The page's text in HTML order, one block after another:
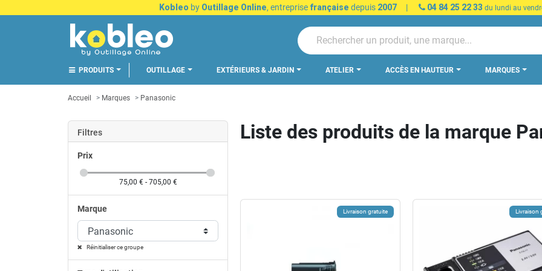
Kobleo by Outillage Online, entreprise française depuis 2007 | 04 84 25 22 33 du lundi au
PRODUITS OUTILLAGE EXTÉRIEURS & JARDIN ATELIER ACCÈS EN HAUTEUR MARQUES
Accueil Marques Panasonic
Filtres
Prix
75,00 € - 705,00 €
Marque
Panasonic
Réinitialiser ce groupe
Liste des produits de la marque
Livraison gratuite Livraison